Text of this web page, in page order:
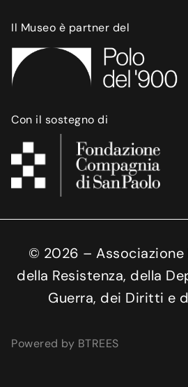
Il Museo è partner del
Con il sostegno di
© 2026 –
della Resistenza, della
Guerra, dei Diritti e
Powered by BTREES